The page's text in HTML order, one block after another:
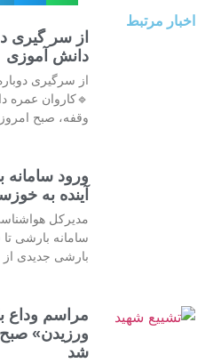
اخبار مرتبط
از سر گیری
دانش آموزی
از سرگیری
🔹کاروان عمره
وقفه، صبح امروز
ورود سامانه
آینده به
مدیرکل
سامانه بارشی
بارشی جدیدی از
مراسم وداع
ورزیدن» صبح
شد